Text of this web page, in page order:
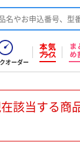
オーダー
該当する商